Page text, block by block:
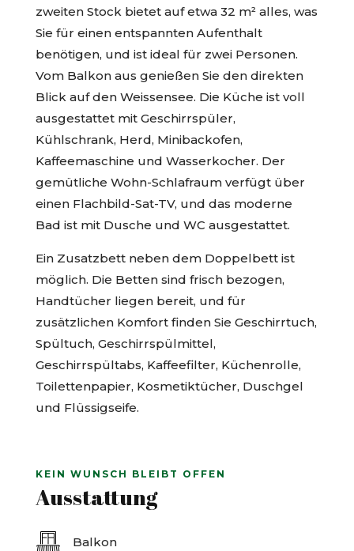
zweiten Stock bietet auf etwa 32 m² alles, was
Sie für einen entspannten Aufenthalt
benötigen, und ist ideal für zwei Personen.
Vom Balkon aus genießen Sie den direkten
Blick auf den Weissensee. Die Küche ist voll
ausgestattet mit Geschirrspüler,
Kühlschrank, Herd, Minibackofen,
Kaffeemaschine und Wasserkocher. Der
gemütliche Wohn-Schlafraum verfügt über
einen Flachbild-Sat-TV, und das moderne
Bad ist mit Dusche und WC ausgestattet.
Ein Zusatzbett neben dem Doppelbett ist
möglich. Die Betten sind frisch bezogen,
Handtücher liegen bereit, und für
zusätzlichen Komfort finden Sie Geschirrtuch,
Spültuch, Geschirrspülmittel,
Geschirrspültabs, Kaffeefilter, Küchenrolle,
Toilettenpapier, Kosmetiktücher, Duschgel
und Flüssigseife.
KEIN WUNSCH BLEIBT OFFEN
Ausstattung
Balkon